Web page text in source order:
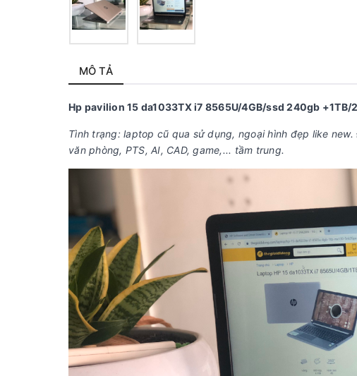
MÔ TẢ
Hp pavilion 15 da1033TX i7 8565U/4GB/ssd 240gb +1TB/
Tình trạng: laptop cũ qua sử dụng, ngoại hình đẹp like
văn phòng, PTS, AI, CAD, game,... tầm trung.